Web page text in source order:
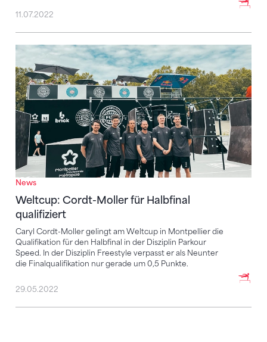
11.07.2022
News
Weltcup: Cordt-Moller für Halbfinal
qualifiziert
Caryl Cordt-Moller gelingt am Weltcup in Montpellier die
Qualifikation für den Halbfinal in der Disziplin Parkour
Speed. In der Disziplin Freestyle verpasst er als Neunter
die Finalqualifikation nur gerade um 0,5 Punkte.
Weltcup: Cordt-Moller für Halbfinal qualifiziert
29.05.2022